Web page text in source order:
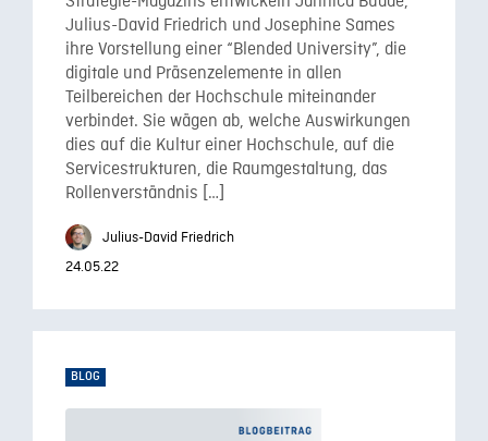
Julius-David Friedrich und Josephine Sames
ihre Vorstellung einer “Blended University”, die
digitale und Präsenzelemente in allen
Teilbereichen der Hochschule miteinander
verbindet. Sie wägen ab, welche Auswirkungen
dies auf die Kultur einer Hochschule, auf die
Servicestrukturen, die Raumgestaltung, das
Rollenverständnis […]
Julius-David Friedrich
24.05.22
BLOG